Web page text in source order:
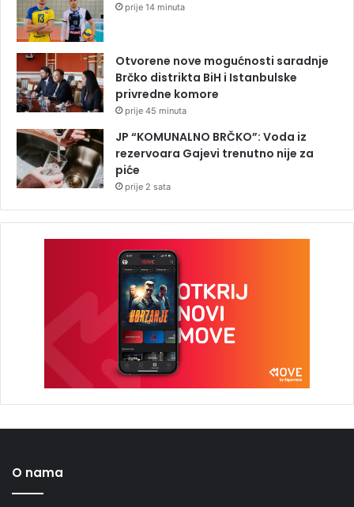
prije 14 minuta
Otvorene nove mogućnosti saradnje
Brčko distrikta BiH i Istanbulske
privredne komore
prije 45 minuta
JP “KOMUNALNO BRČKO”: Voda iz
rezervoara Gajevi trenutno nije za
piće
prije 2 sata
O nama